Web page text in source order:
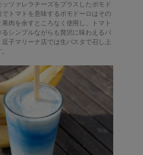
ッツァレラチーズをプラスしたポモド
でトマトを意味するポモドーロはその
肉を余すところなく使用し、トマト
シンプルながらも贅沢に味わえるパ
逗子マリーナ店では生パスタで召し上